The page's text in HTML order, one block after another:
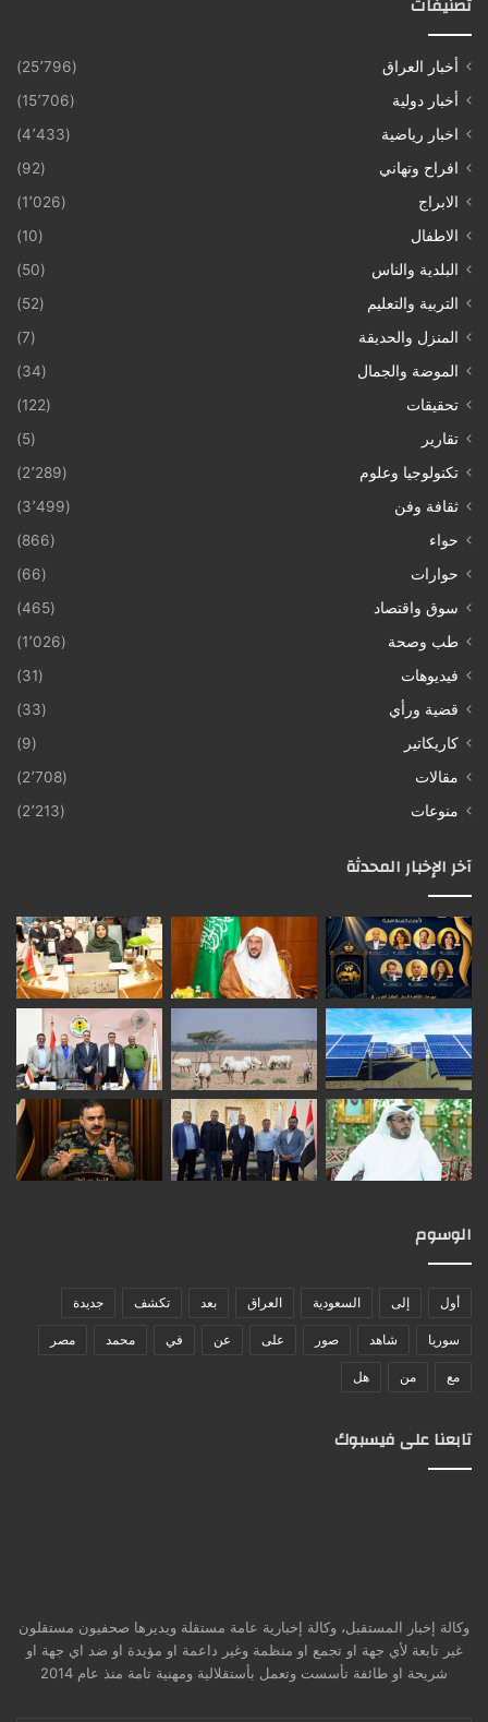
تصنيفات
أخبار العراق
(25٬796)
أخبار دولية
(15٬706)
اخبار رياضية
(4٬433)
افراح وتهاني
(92)
الابراج
(1٬026)
الاطفال
(10)
البلدية والناس
(50)
التربية والتعليم
(52)
المنزل والحديقة
(7)
الموضة والجمال
(34)
تحقيقات
(122)
تقارير
(5)
تكنولوجيا وعلوم
(2٬289)
ثقافة وفن
(3٬499)
حواء
(866)
حوارات
(66)
سوق واقتصاد
(465)
طب وصحة
(1٬026)
فيديوهات
(31)
قضية ورأي
(33)
كاريكاتير
(9)
مقالات
(2٬708)
منوعات
(2٬213)
آخر الإخبار المحدثة
الوسوم
أول إلى السعودية العراق بعد تكشف جديدة
سوريا شاهد صور على عن في محمد مصر
مع من هل
تابعنا على فيسبوك
وكالة إخبار المستقبل، وكالة إخبارية عامة مستقلة ويديرها صحفيون مستقلون
غير تابعة لأي جهة او تجمع او منظمة وغير داعمة او مؤيدة او ضد اي جهة او
شريحة او طائفة تأسست وتعمل بأستقلالية ومهنية تامة منذ عام 2014